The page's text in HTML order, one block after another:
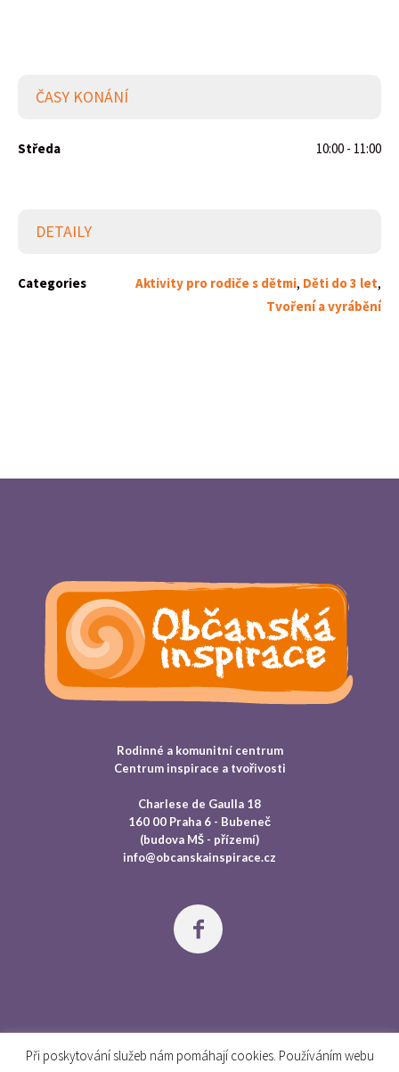
ČASY KONÁNÍ
Středa 10:00 - 11:00
DETAILY
Categories Aktivity pro rodiče s dětmi, Děti do 3 let,
Tvoření a vyrábění
Rodinné a komunitní centrum
Centrum inspirace a tvořivosti
Charlese de Gaulla 18
160 00 Praha 6 - Bubeneč
(budova MŠ - přízemí)
info@obcanskainspirace.cz
Při poskytování služeb nám pomáhají cookies. Používáním webu